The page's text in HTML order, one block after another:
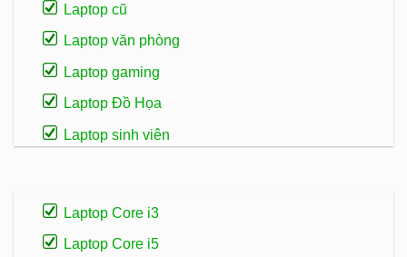
Laptop cũ
Laptop văn phòng
Laptop gaming
Laptop Đồ Họa
Laptop sinh viên
Laptop Core i3
Laptop Core i5